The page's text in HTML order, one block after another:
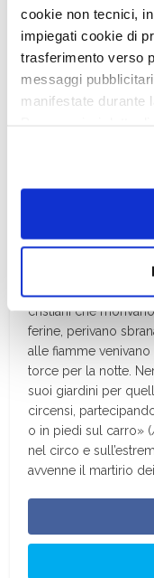
cookie non tecnici,
impiegati cookie di
trasferimento verso
messaggi
manifestate durante
scelte privacy sui
dell’informativa
Chiudendo il banner
dei soli cookie
il tuo consenso alla
ogni momento
medioevo
nella toponomastica
spina, nella propria
data in cui fu
lo vediamo oggi. Il
Questihorti
di Nerone
che aveva perso la
del 64 (Ann. XV, 39,
cristiani che
ferine, perivano
alle fiamme
torce per la notte.
suoi giardini per
circensi,
o in piedi sul carro» (
nel circo e
avvenne il martirio